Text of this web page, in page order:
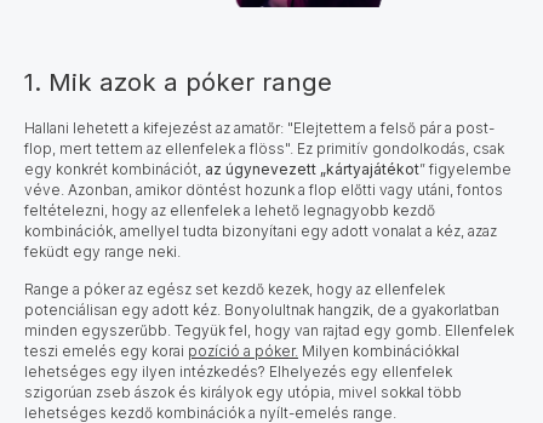
1. Mik azok a póker range
Hallani lehetett a kifejezést az amatőr: "Elejtettem a felső pár a post-
flop, mert tettem az ellenfelek a flöss". Ez primitív gondolkodás, csak
egy konkrét kombinációt, az úgynevezett „kártyajátékot” figyelembe
véve. Azonban, amikor döntést hozunk a flop előtti vagy utáni, fontos
feltételezni, hogy az ellenfelek a lehető legnagyobb kezdő
kombinációk, amellyel tudta bizonyítani egy adott vonalat a kéz, azaz
feküdt egy range neki.
Range a póker az egész set kezdő kezek, hogy az ellenfelek
potenciálisan egy adott kéz. Bonyolultnak hangzik, de a gyakorlatban
minden egyszerűbb. Tegyük fel, hogy van rajtad egy gomb. Ellenfelek
teszi emelés egy korai pozíció a póker. Milyen kombinációkkal
lehetséges egy ilyen intézkedés? Elhelyezés egy ellenfelek
szigorúan zseb ászok és királyok egy utópia, mivel sokkal több
lehetséges kezdő kombinációk a nyílt-emelés range.